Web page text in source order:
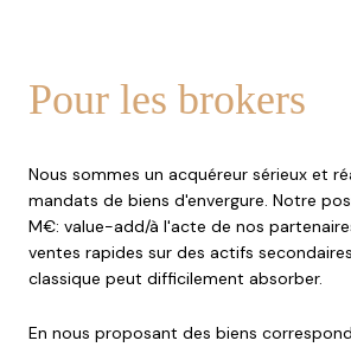
Pour les brokers
Nous sommes un acquéreur sérieux et
mandats de biens d'envergure. Notre
M€: value-add/à l'acte de nos
ventes rapides sur des actifs
classique peut difficilement absorber.
En nous proposant des biens